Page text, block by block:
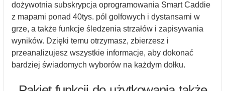
dożywotnia subskrypcja oprogramowania Smart Caddie
z mapami ponad 40tys. pól golfowych i dystansami w
grze, a także funkcje śledzenia strzałów i zapisywania
wyników. Dzięki temu otrzymasz, zbierzesz i
przeanalizujesz wszystkie informacje, aby dokonać
bardziej świadomych wyborów na każdym dołku.